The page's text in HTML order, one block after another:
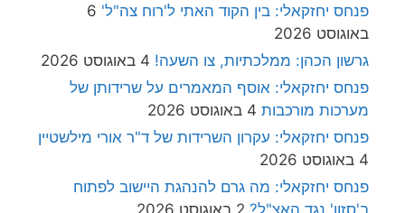
פנחס יחזקאלי: בין הקוד האתי ל'רוח צה"ל' 6
באוגוסט 2026
גרשון הכהן: ממלכתיות, צו השעה! 4 באוגוסט 2026
פנחס יחזקאלי: אוסף המאמרים על שרידותן של
מערכות מורכבות 4 באוגוסט 2026
פנחס יחזקאלי: עקרון השרידות של ד"ר אורי מילשטיין
4 באוגוסט 2026
פנחס יחזקאלי: מה גרם להנהגת היישוב לפתוח
ב'סזון' נגד האצ"ל? 2 באוגוסט 2026